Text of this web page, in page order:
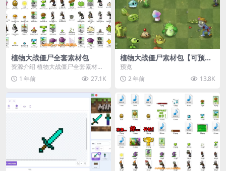
植物大战僵尸全套素材包
资源介绍 植物大战僵尸全套素材
包，包含227个丰富多样的素材，
涵盖角色、背景、动...
1 年前 27.1K
植物大战僵尸素材包【可预
览】
预览
2 年前
13.8K